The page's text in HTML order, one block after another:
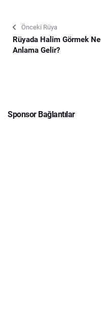
Önceki Rüya
Rüyada Halim Görmek Ne
Anlama Gelir?
Sponsor Bağlantılar